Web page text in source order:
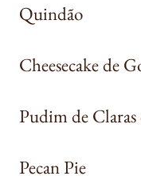
Quindão
Cheesecake de
Pudim de
Pecan Pie​